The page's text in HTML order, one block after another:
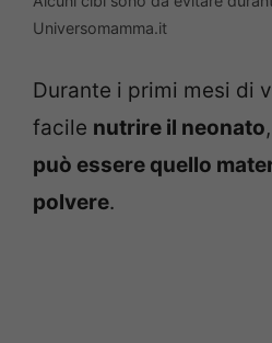
Universomamma.it
Durante i primi mesi di
facile nutrire il neonato
può essere quello
polvere.